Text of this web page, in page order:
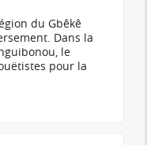
du Gbêkê
Dans la
le
pour la